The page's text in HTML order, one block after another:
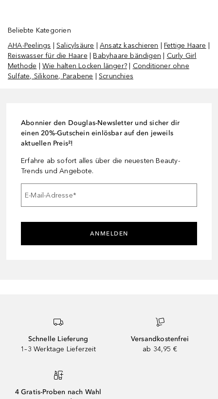
Beliebte Kategorien
AHA-Peelings |Salicylsäure |Ansatz kaschieren |Fettige Haare
Reiswasser für die Haare |Babyhaare bändigen
Curly Girl
Methode |Wie halten Locken länger?
Conditioner ohne
Sulfate, Silikone, Parabene |Scrunchies
Abonnier den Douglas-Newsletter und sicher dir
einen 20%-Gutschein einlösbar auf den jeweils
aktuellen Preis²!
Erfahre ab sofort alles über die neuesten Beauty-
Trends und Angebote.
E-Mail-Adresse*
ANMELDEN
Schnelle Lieferung
1–3 Werktage Lieferzeit
Versandkostenfrei
ab 34,95 €
4 Gratis-Proben nach Wahl